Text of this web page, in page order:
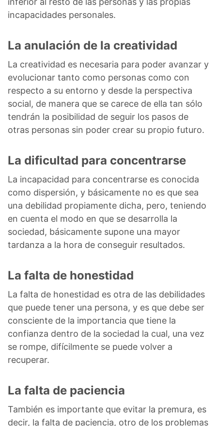
incapacidades personales.
La anulación de la creatividad
La creatividad es necesaria para poder avanzar y
evolucionar tanto como personas como con
respecto a su entorno y desde la perspectiva
social, de manera que se carece de ella tan sólo
tendrán la posibilidad de seguir los pasos de
otras personas sin poder crear su propio futuro.
La dificultad para concentrarse
La incapacidad para concentrarse es conocida
como dispersión, y básicamente no es que sea
una debilidad propiamente dicha, pero, teniendo
en cuenta el modo en que se desarrolla la
sociedad, básicamente supone una mayor
tardanza a la hora de conseguir resultados.
La falta de honestidad
La falta de honestidad es otra de las debilidades
que puede tener una persona, y es que debe ser
consciente de la importancia que tiene la
confianza dentro de la sociedad la cual, una vez
se rompe, difícilmente se puede volver a
recuperar.
La falta de paciencia
También es importante que evitar la premura, es
decir, la falta de paciencia, otro de los problemas